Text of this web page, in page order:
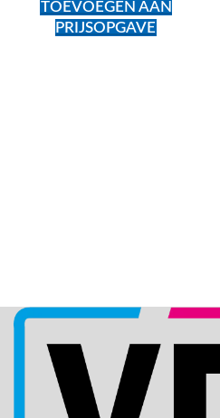
TOEVOEGEN AAN
PRIJSOPGAVE